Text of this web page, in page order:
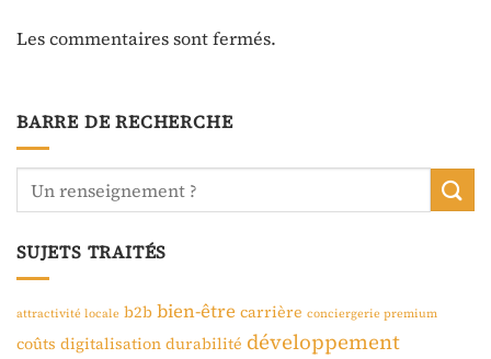
Les commentaires sont fermés.
BARRE DE RECHERCHE
SUJETS TRAITÉS
attractivité locale b2b bien-être carrière conciergerie premium
coûts digitalisation durabilité développement